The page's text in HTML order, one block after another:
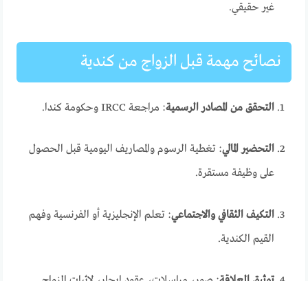
غير حقيقي.
نصائح مهمة قبل الزواج من كندية
التحقق من المصادر الرسمية: مراجعة IRCC وحكومة كندا.
التحضير المالي: تغطية الرسوم والمصاريف اليومية قبل الحصول
على وظيفة مستقرة.
التكيف الثقافي والاجتماعي: تعلم الإنجليزية أو الفرنسية وفهم
القيم الكندية.